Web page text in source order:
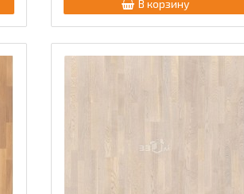
В корзину